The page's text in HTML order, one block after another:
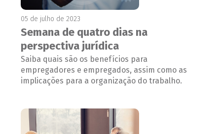
05 de julho de 2023
Semana de quatro dias na
perspectiva jurídica
Saiba quais são os benefícios para
empregadores e empregados, assim como as
implicações para a organização do trabalho.